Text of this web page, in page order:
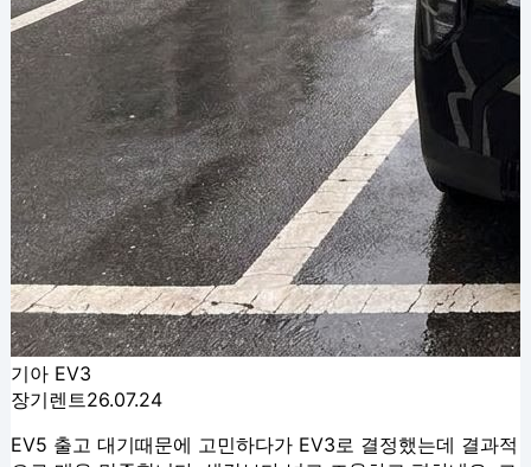
기아 EV3
장기렌트26.07.24
EV5 출고 대기때문에 고민하다가 EV3로 결정했는데 결과적